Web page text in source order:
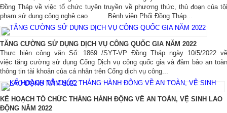
Đồng Tháp về việc tổ chức tuyên truyền về phương thức, thủ đoạn của tội
phạm sử dụng công nghệ cao Bệnh viện Phổi Đồng Tháp...
TĂNG CƯỜNG SỬ DỤNG DỊCH VỤ CÔNG QUỐC GIA NĂM 2022
Thực hiện công văn Số: 1869 /SYT-VP Đồng Tháp ngày 10/5/2022 về
việc tăng cường sử dụng Cổng Dịch vụ công quốc gia và đảm bảo an toàn
thông tin tài khoản của cá nhân trên Cổng dịch vụ công...
KẾ HOẠCH TỔ CHỨC THÁNG HÀNH ĐỘNG VỀ AN TOÀN, VỆ SINH LAO
ĐỘNG NĂM 2022